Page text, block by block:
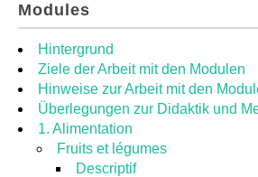
MODULES
RESSOURCES
Modules
Hintergrund
Ziele der Arbeit mit den Modulen
Hinweise zur Arbeit mit den
Überlegungen zur Didaktik und
1. Alimentation
Fruits et légumes
Descriptif